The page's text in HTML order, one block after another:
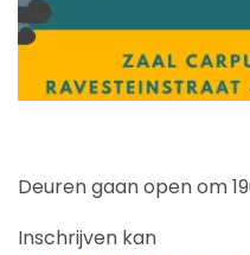
Deuren gaan open om
Inschrijven kan